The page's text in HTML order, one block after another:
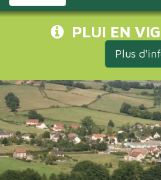
PLUI EN
Plus